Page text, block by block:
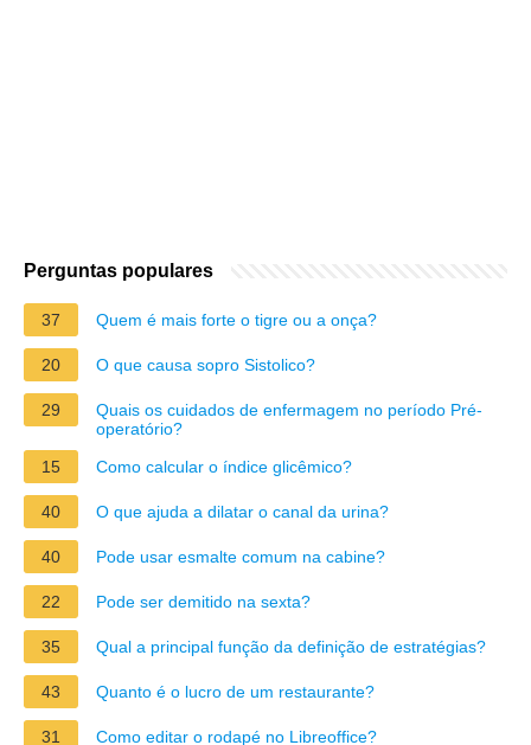
Perguntas populares
37 Quem é mais forte o tigre ou a onça?
20 O que causa sopro Sistolico?
29
Quais os cuidados de enfermagem no período Pré-
operatório?
15
Como calcular o índice glicêmico?
40 O que ajuda a dilatar o canal da urina?
40 Pode usar esmalte comum na cabine?
22 Pode ser demitido na sexta?
35 Qual a principal função da definição de estratégias?
43 Quanto é o lucro de um restaurante?
31 Como editar o rodapé no Libreoffice?